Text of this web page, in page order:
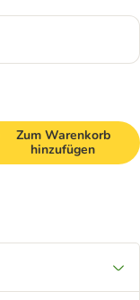
Zum Warenkorb
hinzufügen